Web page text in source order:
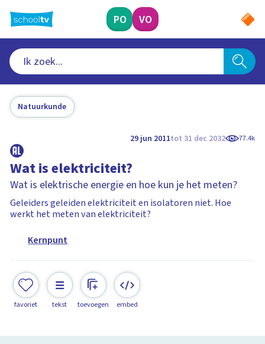
naar
hoofdinhoud
PO VO
Natuurkunde
29 jun 2011tot 31 dec 2032 77.4k
Wat is elektriciteit?
Wat is elektrische energie en hoe kun je het meten?
Geleiders geleiden elektriciteit en isolatoren niet. Hoe
werkt het meten van elektriciteit?
Kernpunt
favoriet tekst toevoegen embed